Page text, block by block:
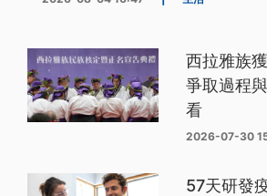
西拉雅族
爭取過程
看
2026-07-30
57天研發